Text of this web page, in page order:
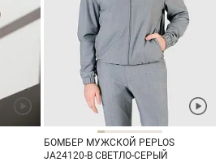
БОМБЕР МУЖСКОЙ PEPLOS
JA24120-B СВЕТЛО-СЕРЫЙ